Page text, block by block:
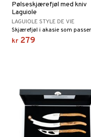
Pølseskjærefjøl med kniv
Laguiole
LAGUIOLE STYLE DE VIE
kr 279